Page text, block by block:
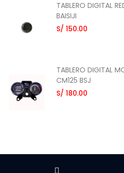
TABLERO DIGITAL
BAISIJI
S/ 150.00
TABLERO DIGITAL
CM125 BSJ
S/ 180.00